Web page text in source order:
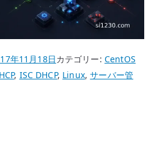
年11月18日カテゴリー: CentOS
, ISC DHCP, Linux,サーバー管